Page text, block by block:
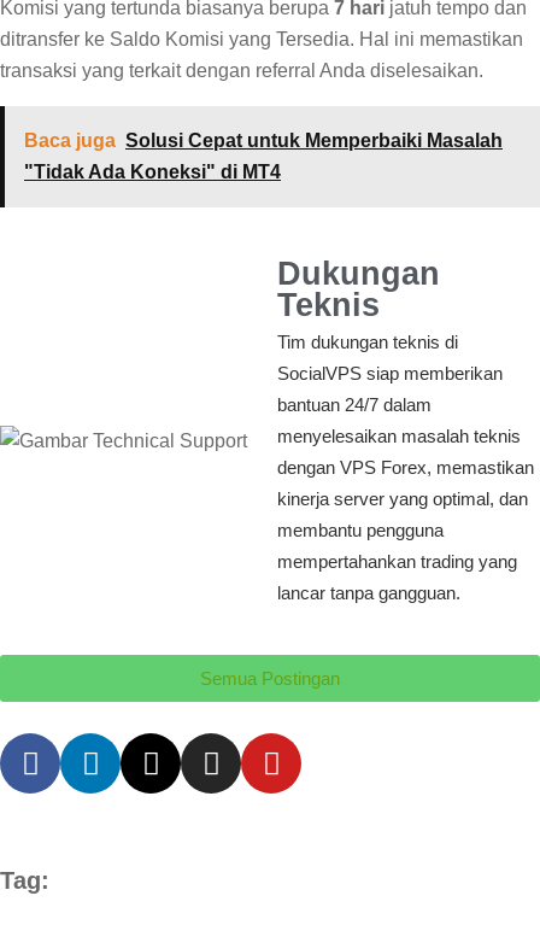
Komisi yang tertunda biasanya berupa 7 hari jatuh tempo dan
ditransfer ke Saldo Komisi yang Tersedia. Hal ini memastikan
transaksi yang terkait dengan referral Anda diselesaikan.
Baca juga Solusi Cepat untuk Memperbaiki Masalah
"Tidak Ada Koneksi" di MT4
Dukungan
Teknis
Tim dukungan teknis di
SocialVPS siap memberikan
bantuan 24/7 dalam
menyelesaikan masalah teknis
dengan VPS Forex, memastikan
kinerja server yang optimal, dan
membantu pengguna
mempertahankan trading yang
lancar tanpa gangguan.
Semua Postingan
Tag: